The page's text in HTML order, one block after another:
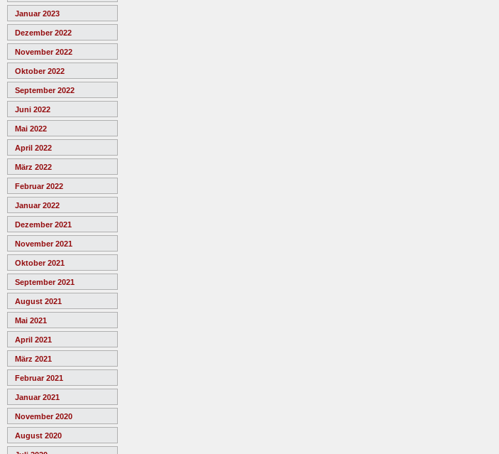
Januar 2023
Dezember 2022
November 2022
Oktober 2022
September 2022
Juni 2022
Mai 2022
April 2022
März 2022
Februar 2022
Januar 2022
Dezember 2021
November 2021
Oktober 2021
September 2021
August 2021
Mai 2021
April 2021
März 2021
Februar 2021
Januar 2021
November 2020
August 2020